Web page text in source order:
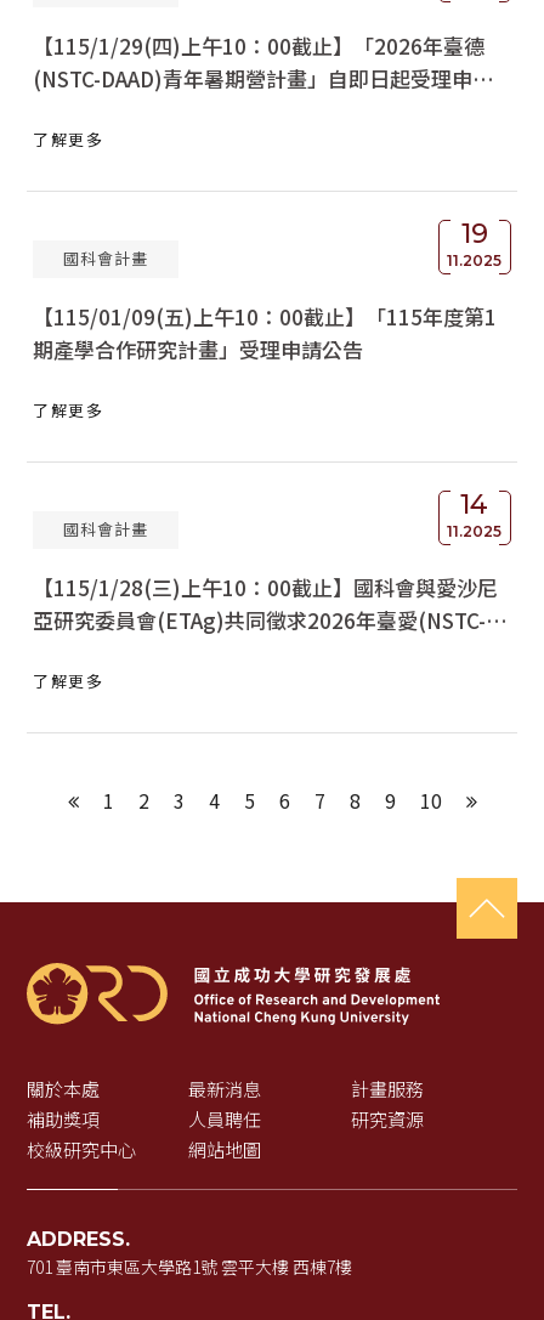
【115/1/29(四)上午10：00截止】「2026年臺德
(NSTC-DAAD)青年暑期營計畫」自即日起受理申
了解更多
19
11.2025
國科會計畫
【115/01/09(五)上午10：00截止】「115年度第1
期產學合作研究計畫」受理申請公告
了解更多
14
11.2025
國科會計畫
【115/1/28(三)上午10：00截止】國科會與愛沙尼
亞研究委員會(ETAg)共同徵求2026年臺愛(NSTC-
請
了解更多
上一頁
1 2 3 4 5 6 7 8 9 10 下一頁
關於本處 最新消息
計畫服務
補助獎項
人員聘任
研究資源
校級研究中心
網站地圖
ADDRESS.
701 臺南市東區大學路1號 雲平大樓 西棟7樓
TEL.